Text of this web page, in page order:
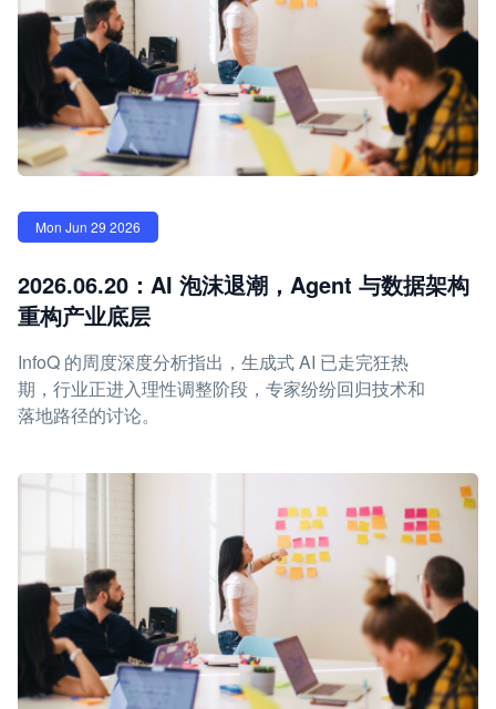
Mon Jun 29 2026
2026.06.20：AI 泡沫退潮，Agent 与数据架构
重构产业底层
InfoQ 的周度深度分析指出，生成式 AI 已走完狂热
期，行业正进入理性调整阶段，专家纷纷回归技术和
落地路径的讨论。